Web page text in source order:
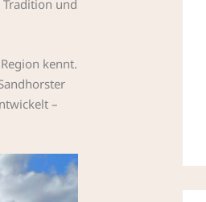
Tradition und
kennt.
–